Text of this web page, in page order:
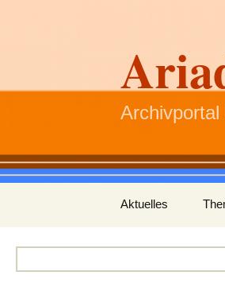
Archivportal
Inhalt
springen
Aktuelles